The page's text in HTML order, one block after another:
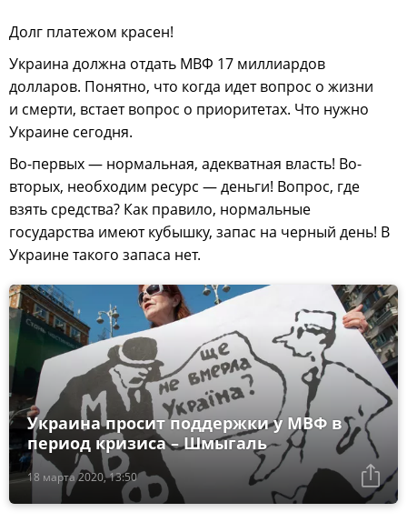
Долг платежом красен!
Украина должна отдать МВФ 17 миллиардов
долларов. Понятно, что когда идет вопрос о жизни
и смерти, встает вопрос о приоритетах. Что нужно
Украине сегодня.
Во-первых — нормальная, адекватная власть! Во-
вторых, необходим ресурс — деньги! Вопрос, где
взять средства? Как правило, нормальные
государства имеют кубышку, запас на черный день! В
Украине такого запаса нет.
18 марта 2020, 13:50
Украина просит поддержки у МВФ в
период кризиса – Шмыгаль